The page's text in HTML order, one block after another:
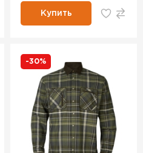
Купить
-30%